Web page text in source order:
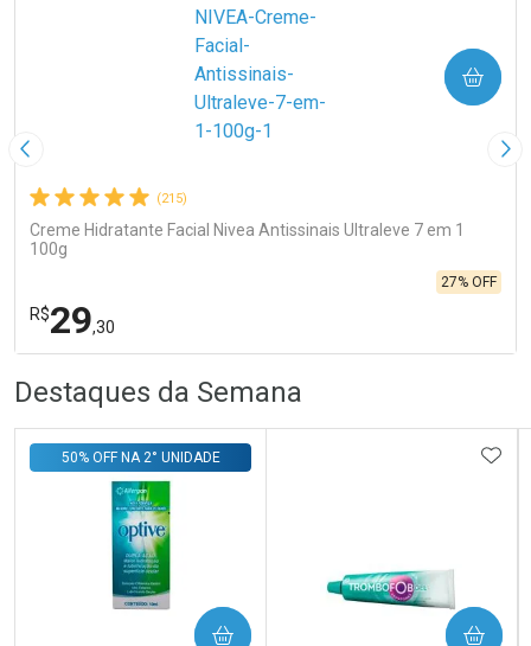
Imagem Anterior
(215)
Creme Hidratante Facial Nivea Antissinais Ultraleve 7 em 1
100g
R$29,30
27% OFF
COMPRAR
Laboratório
Por Menos
Destaques da Semana
50% OFF NA 2° UNIDADE
COMPRAR COMPRAR